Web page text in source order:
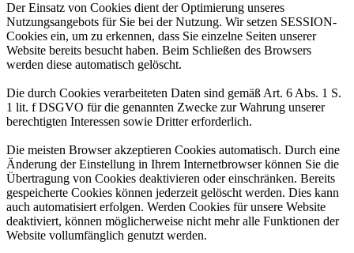
Der Einsatz von Cookies dient der Optimierung unseres
Nutzungsangebots für Sie bei der Nutzung. Wir setzen SESSION-
Cookies ein, um zu erkennen, dass Sie einzelne Seiten unserer
Website bereits besucht haben. Beim Schließen des Browsers
werden diese automatisch gelöscht.
Die durch Cookies verarbeiteten Daten sind gemäß Art. 6 Abs. 1 S.
1 lit. f DSGVO für die genannten Zwecke zur Wahrung unserer
berechtigten Interessen sowie Dritter erforderlich.
Die meisten Browser akzeptieren Cookies automatisch. Durch eine
Änderung der Einstellung in Ihrem Internetbrowser können Sie die
Übertragung von Cookies deaktivieren oder einschränken. Bereits
gespeicherte Cookies können jederzeit gelöscht werden. Dies kann
auch automatisiert erfolgen. Werden Cookies für unsere Website
deaktiviert, können möglicherweise nicht mehr alle Funktionen der
Website vollumfänglich genutzt werden.